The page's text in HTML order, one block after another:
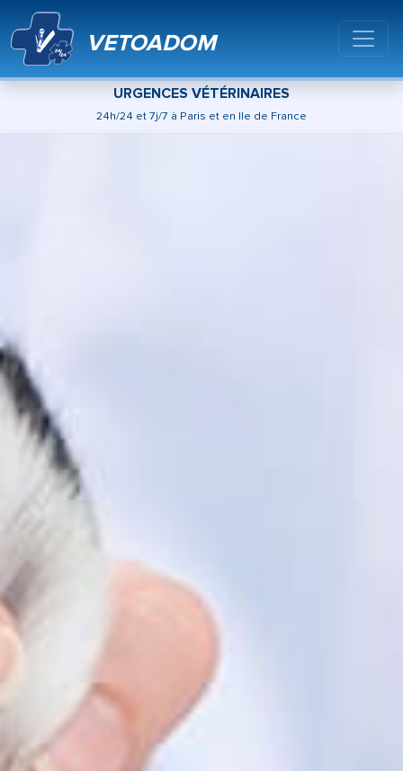
VETOADOM
URGENCES VÉTÉRINAIRES
24h/24 et 7j/7 à Paris et en Ile de France